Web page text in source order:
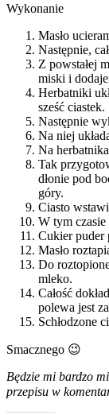
Wykonanie
Masło
Następnie,
Z powstałej
miski i
Herbatniki
sześć ciastek.
Następnie
Na niej
Na
Tak
dłonie pod
góry.
Ciasto
W tym
Cukier puder
Masło
Do
mleko.
Całość
polewa jest
Schłodzone
Smacznego 😉
Będzie mi bardzo
przepisu w